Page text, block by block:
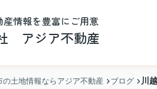
産情報を豊富にご用意
アジア不動産
の土地情報ならアジア不動産 ブログ 川